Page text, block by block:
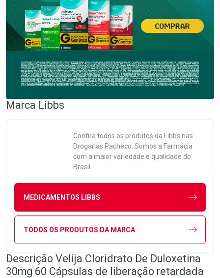
Marca Libbs
Confira todos os produtos da Libbs nas
Drogarias Pacheco. Somos a Farmácia
com a maior variedade e qualidade do
Brasil.
MEDICAMENTOS LIBBS
TODOS OS PRODUTOS DA MARCA
Descrição Velija Cloridrato De Duloxetina
30mg 60 Cápsulas de liberação retardada